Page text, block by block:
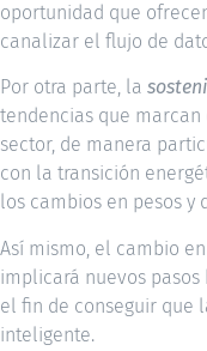
oportunidad que
canalizar el flujo de
Por otra parte, la
tendencias que
sector, de manera
con la transición
los cambios en pesos y
Así mismo, el cambio
implicará nuevos pasos
el fin de conseguir que
inteligente.